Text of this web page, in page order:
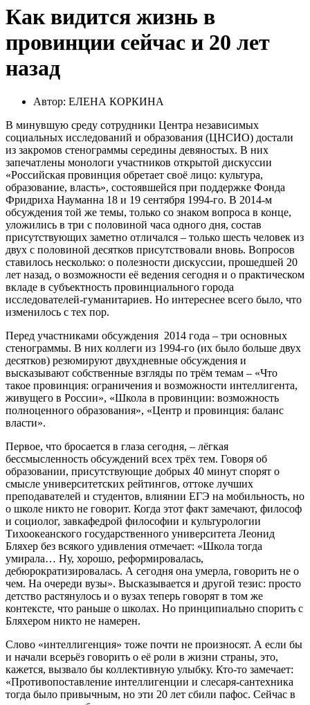
Как видится жизнь в
провинции сейчас и 20 лет
назад
Автор: ЕЛЕНА КОРКИНА
В минувшую среду сотрудники Центра независимых
социальных исследований и образования (ЦНСИО) достали
из закромов стенограммы середины девяностых. В них
запечатлены монологи участников открытой дискуссии
«Российская провинция обретает своё лицо: культура,
образование, власть», состоявшейся при поддержке Фонда
Фридриха Науманна 18 и 19 сентября 1994-го. В 2014-м
обсуждения той же темы, только со знаком вопроса в конце,
уложились в три с половиной часа одного дня, состав
присутствующих заметно отличался – только шесть человек из
двух с половиной десятков присутствовали вновь. Вопросов
ставилось несколько: о полезности дискуссии, прошедшей 20
лет назад, о возможности её ведения сегодня и о практическом
вкладе в субъектность провинциального города
исследователей-гуманитариев. Но интереснее всего было, что
изменилось с тех пор.
Перед участниками обсуждения 2014 года – три основных
стенограммы. В них коллеги из 1994-го (их было больше двух
десятков) резюмируют двухдневные обсуждения и
высказывают собственные взгляды по трём темам – «Что
такое провинция: ограничения и возможности интеллигента,
живущего в России», «Школа в провинции: возможность
полноценного образования», «Центр и провинция: баланс
власти».
Первое, что бросается в глаза сегодня, – лёгкая
бессмысленность обсуждений всех трёх тем. Говоря об
образовании, присутствующие добрых 40 минут спорят о
смысле университетских рейтингов, оттоке лучших
преподавателей и студентов, влиянии ЕГЭ на мобильность, но
о школе никто не говорит. Когда этот факт замечают, философ
и социолог, завкафедрой философии и культурологии
Тихоокеанского государственного университета Леонид
Бляхер без всякого удивления отмечает: «Школа тогда
умирала… Ну, хорошо, реформировалась,
дебюрократизировалась. А сегодня она умерла, говорить не о
чем. На очереди вузы». Высказывается и другой тезис: просто
детство растянулось и о вузах теперь говорят в том же
контексте, что раньше о школах. Но принципиально спорить с
Бляхером никто не намерен.
Слово «интеллигенция» тоже почти не произносят. А если бы
и начали всерьёз говорить о её роли в жизни страны, это,
кажется, вызвало бы коллективную улыбку. Кто-то замечает:
«Противопоставление интеллигенции и слесаря-сантехника
тогда было привычным, но эти 20 лет сбили пафос. Сейчас в